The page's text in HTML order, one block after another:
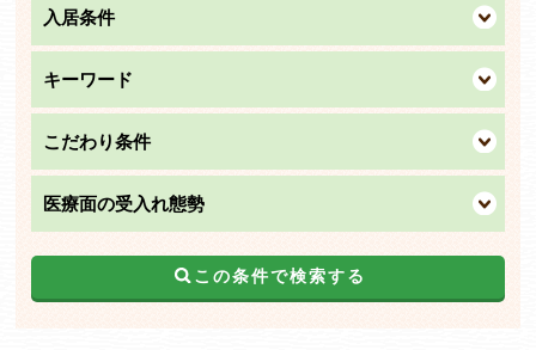
入居条件
キーワード
こだわり条件
医療面の受入れ態勢
この条件で検索する